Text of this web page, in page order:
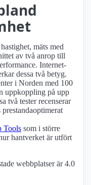
mäts med
av två anrop till
Internet­
dessa två betyg.
i Norden med 100
uppkoppling på upp
två tester recenserar
prestanda­optimerat
Tools som i större
hantverket är utfört
webbplatser är 4.0